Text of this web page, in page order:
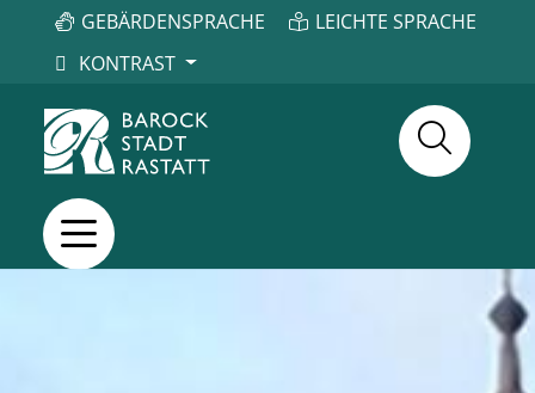
GEBÄRDENSPRACHE
LEICHTE SPRACHE
KONTRAST